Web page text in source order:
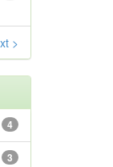
>
4
3